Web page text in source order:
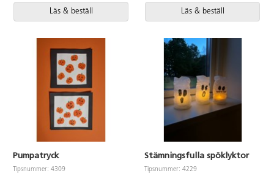
Läs & beställ Läs & beställ
Pumpatryck
Tipsnummer: 4309
Stämningsfulla spöklyktor
Tipsnummer: 4229